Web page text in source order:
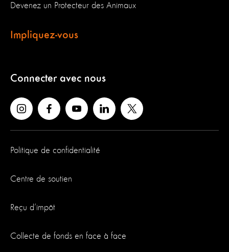
Devenez un Protecteur des Animaux
Impliquez-vous
Connecter avec nous
Politique de confidentialité
Centre de soutien
Reçu d’impôt
Collecte de fonds en face à face